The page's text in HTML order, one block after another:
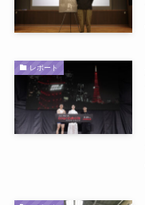
レポート